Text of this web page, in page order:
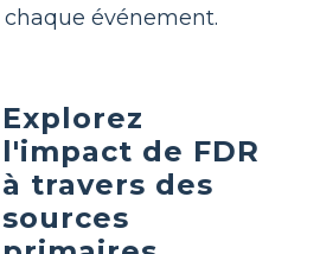
chaque événement.
Explorez
l'impact de FDR
à travers des
sources